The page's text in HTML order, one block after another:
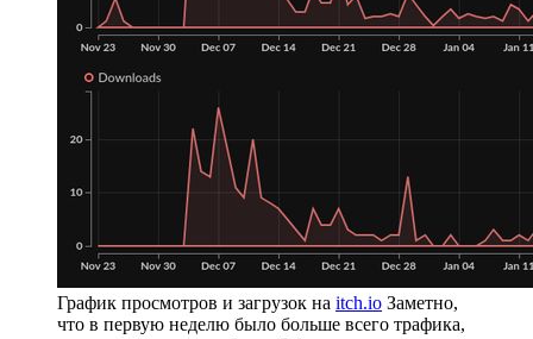
График просмотров и загрузок на itch.io Заметно,
что в первую неделю было больше всего трафика,